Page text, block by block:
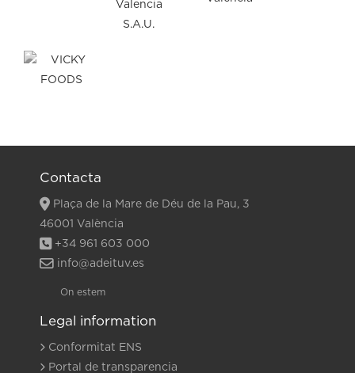
Contacta
Plaça de la Mare de Déu de la Pau, 3
46001 València
+34 961 603 000
info@adeituv.es
On estem
Legal information
Conformitat ENS
Portal de transparencia